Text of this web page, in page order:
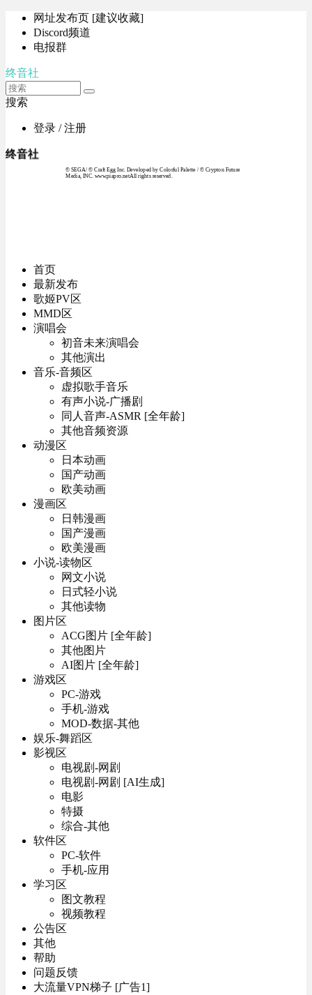
网址发布页 [建议收藏]
Discord频道
电报群
终音社
搜索
登录 / 注册
终音社
© SEGA / © Craft Egg Inc. Developed by Colorful Palette / © Crypton Future
Media, INC. www.piapro.netAll rights reserved.
首页
最新发布
歌姬PV区
MMD区
演唱会
初音未来演唱会
其他演出
音乐-音频区
虚拟歌手音乐
有声小说-广播剧
同人音声-ASMR [全年龄]
其他音频资源
动漫区
日本动画
国产动画
欧美动画
漫画区
日韩漫画
国产漫画
欧美漫画
小说-读物区
网文小说
日式轻小说
其他读物
图片区
ACG图片 [全年龄]
其他图片
AI图片 [全年龄]
游戏区
PC-游戏
手机-游戏
MOD-数据-其他
娱乐-舞蹈区
影视区
电视剧-网剧
电视剧-网剧 [AI生成]
电影
特摄
综合-其他
软件区
PC-软件
手机-应用
学习区
图文教程
视频教程
公告区
其他
帮助
问题反馈
大流量VPN梯子 [广告1]